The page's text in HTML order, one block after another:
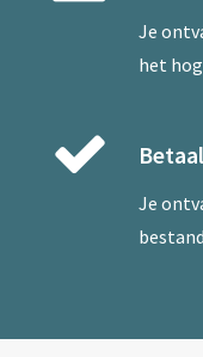
Je
het
Je